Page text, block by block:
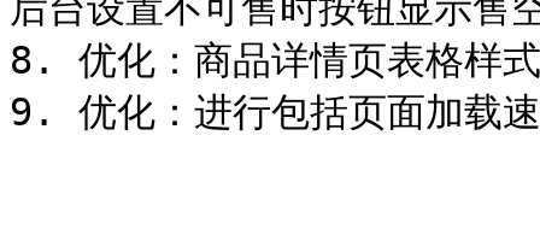
8. 优化：商品详情页表格样